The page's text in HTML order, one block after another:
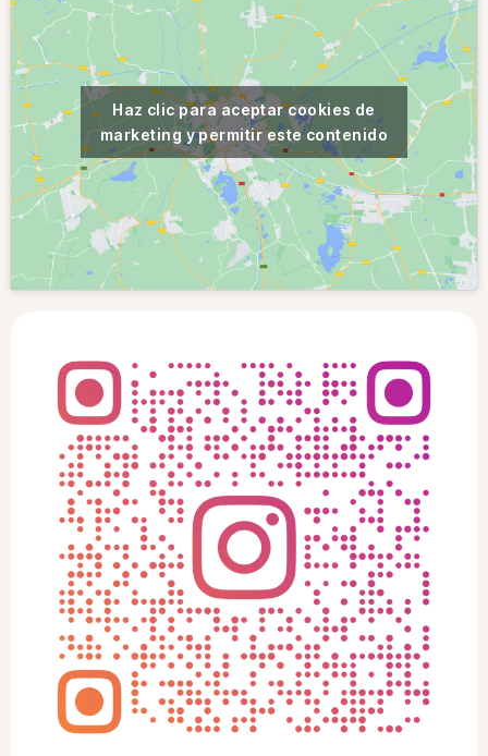
Haz clic para aceptar cookies de
marketing y permitir este contenido